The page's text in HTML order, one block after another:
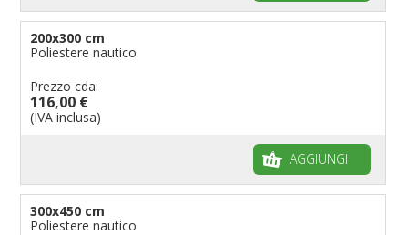
200x300 cm
Poliestere nautico
Prezzo cda:
116,00 €
(IVA inclusa)
AGGIUNGI
300x450 cm
Poliestere nautico